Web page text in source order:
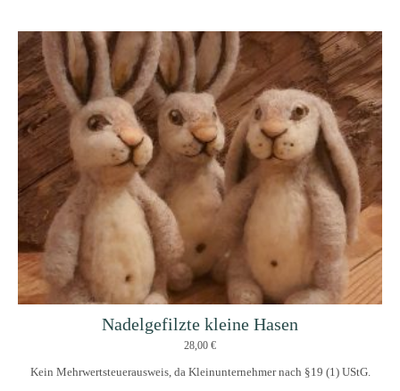
Nadelgefilzte kleine Hasen
28,00 €
Kein Mehrwertsteuerausweis, da Kleinunternehmer nach §19 (1) UStG.